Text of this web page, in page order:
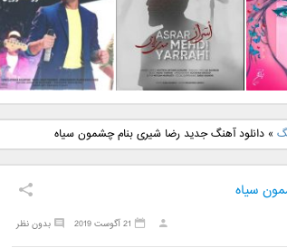
علی
دانلود آهنگ جدید مهدی
یراحی بنام اسرار
دانلود آهنگ جدید فرزاد
فرزین بنام آتیش
»دانلود آهنگ جدید رضا شیری بنام چشمون سیاه
سیاه
بدون نظر 21 آگوست 2019